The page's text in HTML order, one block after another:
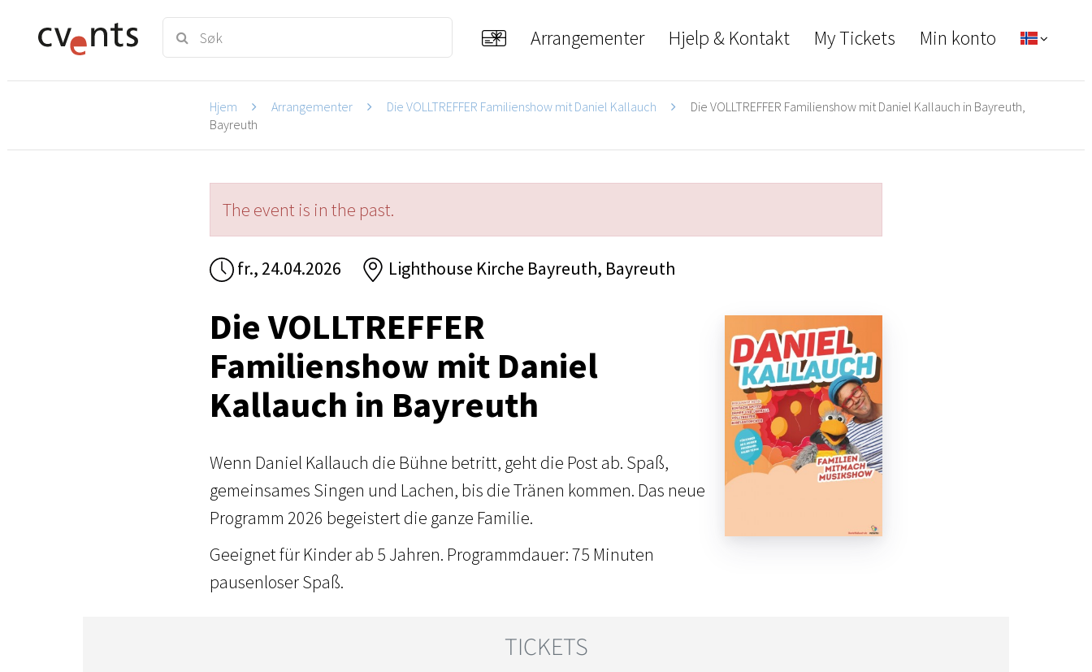
Arrangementer Hjelp & Kontakt My Tickets Min konto
Hjem Arrangementer Die VOLLTREFFER Familienshow mit Daniel Kallauch
Die VOLLTREFFER Familienshow mit Daniel Kallauch in Bayreuth,
Bayreuth
The event is in the past.
fr., 24.04.2026 Lighthouse Kirche Bayreuth, Bayreuth
Die VOLLTREFFER
Familienshow mit Daniel
Kallauch in Bayreuth
Wenn Daniel Kallauch die Bühne betritt, geht die Post ab. Spaß,
gemeinsames Singen und Lachen, bis die Tränen kommen. Das neue
Programm 2026 begeistert die ganze Familie.
Geeignet für Kinder ab 5 Jahren. Programmdauer: 75 Minuten
pausenloser Spaß.